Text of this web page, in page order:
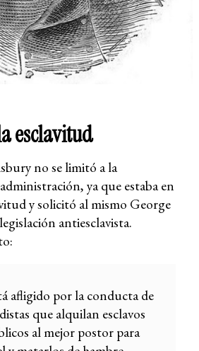
esclavitud
no se limitó a la
ya que estaba en
y solicitó al mismo George
antiesclavista.
afligido por la conducta de
que alquilan esclavos
al mejor postor para